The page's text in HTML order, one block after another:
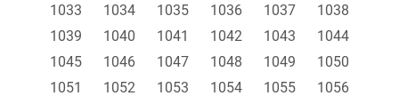
1033
1034 1035 1036 1037
1038
1039
1040 1041 1042 1043
1044
1045
1046 1047 1048 1049
1050
1051
1052 1053 1054 1055
1056